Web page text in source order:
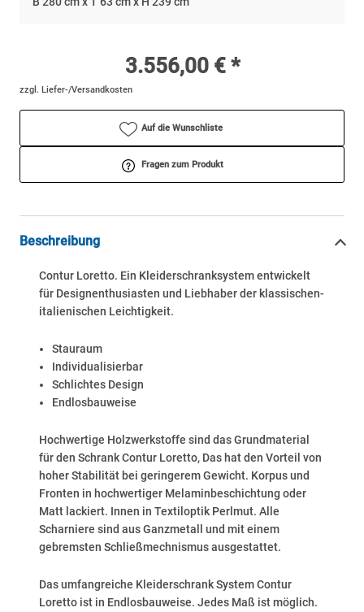
3.556,00 € *
zzgl. Liefer-/Versandkosten
Auf die Wunschliste
Fragen zum Produkt
Beschreibung
Contur Loretto. Ein Kleiderschranksystem entwickelt
für Designenthusiasten und Liebhaber der klassischen-
italienischen Leichtigkeit.
Stauraum
Individualisierbar
Schlichtes Design
Endlosbauweise
Hochwertige Holzwerkstoffe sind das Grundmaterial
für den Schrank Contur Loretto, Das hat den Vorteil von
hoher Stabilität bei geringerem Gewicht. Korpus und
Fronten in hochwertiger Melaminbeschichtung oder
Matt lackiert. Innen in Textiloptik Perlmut. Alle
Scharniere sind aus Ganzmetall und mit einem
gebremsten Schließmechnismus ausgestattet.
Das umfangreiche Kleiderschrank System Contur
Loretto ist in Endlosbauweise. Jedes Maß ist möglich.